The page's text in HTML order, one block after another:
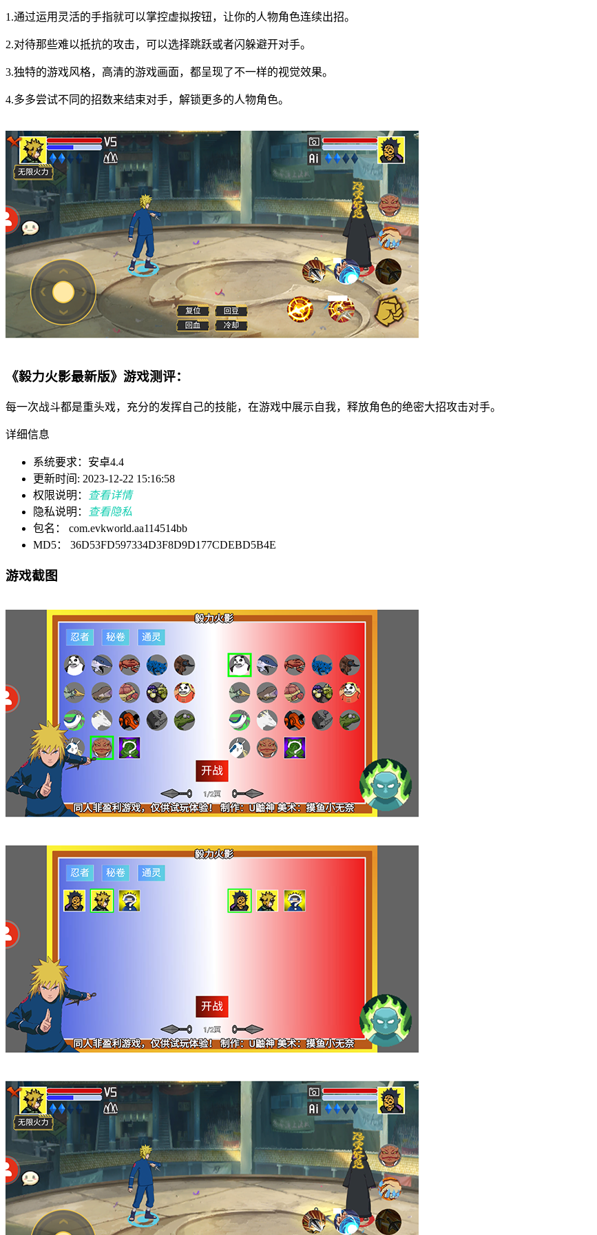
1.通过运用灵活的手指就可以掌控虚拟按钮，让你的人物角色连续出招。
2.对待那些难以抵抗的攻击，可以选择跳跃或者闪躲避开对手。
3.独特的游戏风格，高清的游戏画面，都呈现了不一样的视觉效果。
4.多多尝试不同的招数来结束对手，解锁更多的人物角色。
《毅力火影最新版》游戏测评：
每一次战斗都是重头戏，充分的发挥自己的技能，在游戏中展示自我，释放角色的绝密大招攻击对手。
详细信息
系统要求：安卓4.4
更新时间: 2023-12-22 15:16:58
权限说明：
查看详情
隐私说明：
查看隐私
包名： com.evkworld.aa114514bb
MD5： 36D53FD597334D3F8D9D177CDEBD5B4E
游戏截图